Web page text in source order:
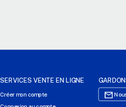
SERVICES VENTE EN LIGNE
Créer mon compte